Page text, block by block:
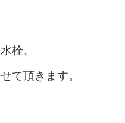
栓、
て頂きます。